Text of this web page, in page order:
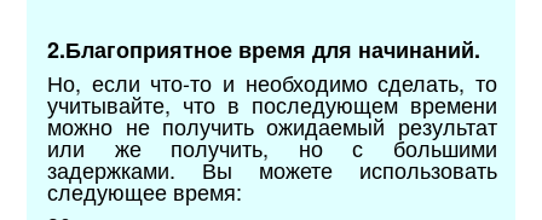
2.Благоприятное время для начинаний.
Но, если что-то и необходимо сделать, то
учитывайте, что в последующем времени
можно не получить ожидаемый результат
или же получить, но с большими
задержками. Вы можете использовать
следующее время: